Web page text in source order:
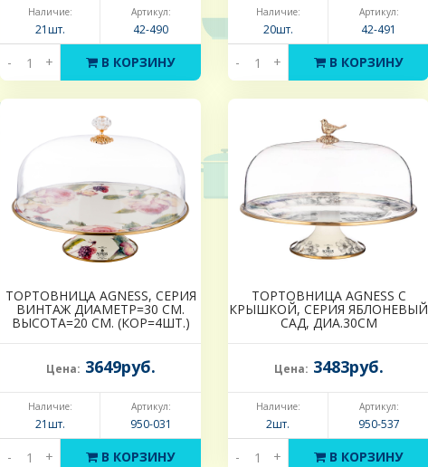
Наличие:
21шт.
Артикул:
42-490
- + В КОРЗИНУ
Наличие:
20шт.
Артикул:
42-491
- + В КОРЗИНУ
ТОРТОВНИЦА AGNESS, СЕРИЯ
ВИНТАЖ ДИАМЕТР=30 СМ.
ВЫСОТА=20 СМ. (КОР=4ШТ.)
Цена: 3649руб.
Наличие:
21шт.
Артикул:
950-031
- + В КОРЗИНУ
ТОРТОВНИЦА AGNESS С
КРЫШКОЙ, СЕРИЯ ЯБЛОНЕВЫЙ
САД, ДИА.30СМ
Цена: 3483руб.
Наличие:
2шт.
Артикул:
950-537
- + В КОРЗИНУ